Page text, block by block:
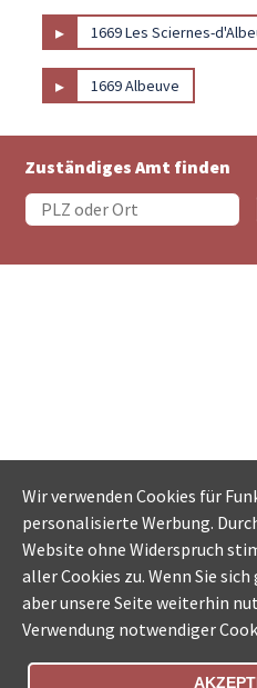
▸ 1669 Les Sciernes-
▸ 1669 Albeuve
Zuständiges Amt finden
Wir verwenden Cookies für
personalisierte Werbung.
Website ohne Widerspruch
aller Cookies zu. Wenn Sie
aber unsere Seite weiterhin
Verwendung notwendiger